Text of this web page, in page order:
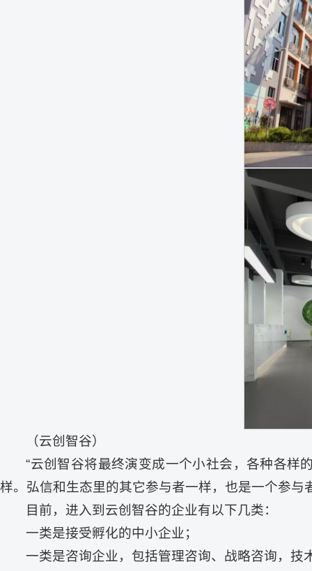
（云创智谷）
“云创智谷将最终演变成一个小社会，各种各样
样。弘信和生态里的其它参与者一样，也是一个参与
目前，进入到云创智谷的企业有以下几类：
一类是接受孵化的中小企业；
一类是咨询企业，包括管理咨询、战略咨询，